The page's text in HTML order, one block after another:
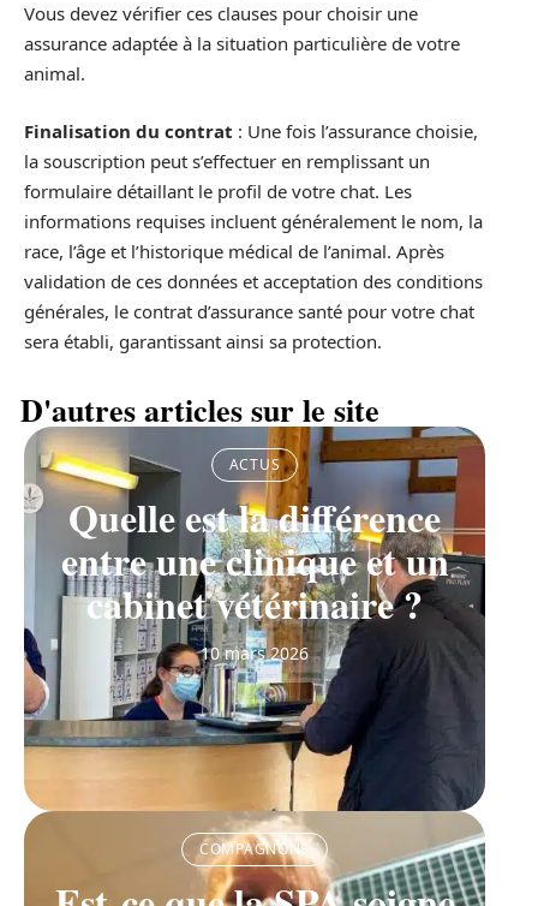
Vous devez vérifier ces clauses pour choisir une
assurance adaptée à la situation particulière de votre
animal.
Finalisation du contrat : Une fois l’assurance choisie,
la souscription peut s’effectuer en remplissant un
formulaire détaillant le profil de votre chat. Les
informations requises incluent généralement le nom, la
race, l’âge et l’historique médical de l’animal. Après
validation de ces données et acceptation des conditions
générales, le contrat d’assurance santé pour votre chat
sera établi, garantissant ainsi sa protection.
D'autres articles sur le site
ACTUS
Quelle est la différence
entre une clinique et un
cabinet vétérinaire ?
10 mars 2026
COMPAGNONS